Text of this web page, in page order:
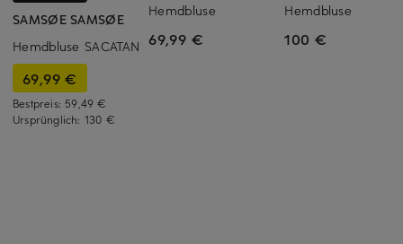
SAMSØE SAMSØE
Hemdbluse SACATAN
69,99 €
Bestpreis: 59,49 €
Ursprünglich: 130 €
Hemdbluse
69,99 €
Hemdbluse
100 €